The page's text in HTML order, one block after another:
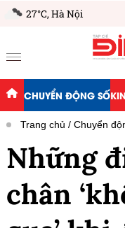
27°C,Hà Nội
CHUYỂN ĐỘNG SỐ
Trang chủ Chuyển
Những
chân